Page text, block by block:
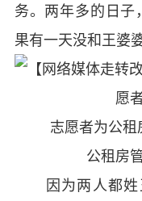
务。两年多的日子
果有一天没和王婆
志愿者为公租
公租房
因为两人都姓